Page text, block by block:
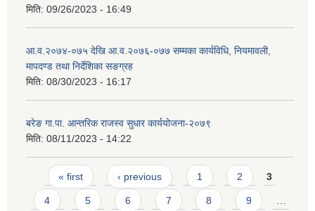
मिति: 09/26/2023 - 16:49
आ.व.२०७४-०७५ देखि आ.व.२०७६-०७७ सम्मका कार्यविधि, नियमावली,
मापदण्ड तथा निर्देशिका सङग्रह
मिति: 08/30/2023 - 16:17
बरेङ गा.पा. आन्तरिक राजस्व सुधार कार्ययोजना-२०७९
मिति: 08/11/2023 - 14:22
Pages
« first ‹ previous 1 2 3
4 5 6 7 8 9 …